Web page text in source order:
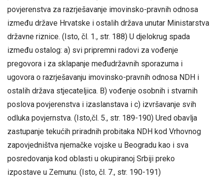
povjerenstva za razrješavanje imovinsko-pravnih odnosa
između države Hrvatske i ostalih država unutar Ministarstva
državne riznice. (Isto, čl. 1., str. 188) U djelokrug spada
između ostalog: a) svi pripremni radovi za vođenje
pregovora i za sklapanje međudržavnih sporazuma i
ugovora o razrješavanju imovinsko-pravnih odnosa NDH i
ostalih država stjecateljica. B) vođenje osobnih i stvarnih
poslova povjerenstva i izaslanstava i c) izvršavanje svih
odluka povjernstva. (Isto,čl. 5., str. 189-190) Ured obavlja
zastupanje tekućih priradnih probitaka NDH kod Vrhovnog
zapovjedništva njemačke vojske u Beogradu kao i sva
posredovanja kod oblasti u okupiranoj Srbiji preko
izpostave u Zemunu. (Isto, čl. 7., str. 190-191)